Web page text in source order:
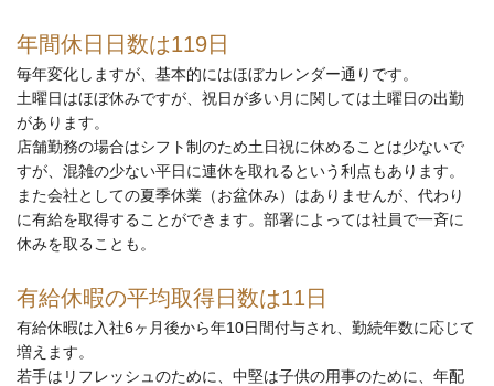
年間休日日数は119日
毎年変化しますが、基本的にはほぼカレンダー通りです。
土曜日はほぼ休みですが、祝日が多い月に関しては土曜日の出勤
があります。
店舗勤務の場合はシフト制のため土日祝に休めることは少ないで
すが、混雑の少ない平日に連休を取れるという利点もあります。
また会社としての夏季休業（お盆休み）はありませんが、代わり
に有給を取得することができます。部署によっては社員で一斉に
休みを取ることも。
有給休暇の平均取得日数は11日
有給休暇は入社6ヶ月後から年10日間付与され、勤続年数に応じて
増えます。
若手はリフレッシュのために、中堅は子供の用事のために、年配